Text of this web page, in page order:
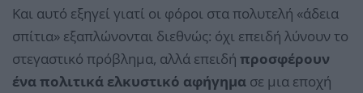
Και αυτό εξηγεί γιατί οι φόροι στα πολυτελή «άδεια
σπίτια» εξαπλώνονται διεθνώς: όχι επειδή λύνουν το
στεγαστικό πρόβλημα, αλλά επειδή προσφέρουν
ένα πολιτικά ελκυστικό αφήγημα σε μια εποχή